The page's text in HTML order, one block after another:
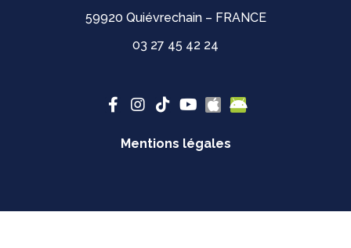
59920 Quiévrechain – FRANCE
03 27 45 42 24
Mentions légales